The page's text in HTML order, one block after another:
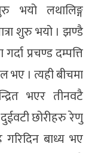
भयो लथालिङ्ग
शुरु भयो । झण्डै
प्रचण्ड दम्पत्ति
। त्यही बीचमा
भएर तीनवटै
छोरीहरु रेणु
गरिदिन बाध्य भए